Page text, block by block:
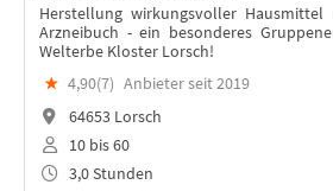
Herstellung wirkungsvoller Hausmittel
Arzneibuch - ein besonderes
Welterbe Kloster Lorsch!
★ 4,90(7) Anbieter seit 2019
64653 Lorsch
10 bis 60
3,0 Stunden